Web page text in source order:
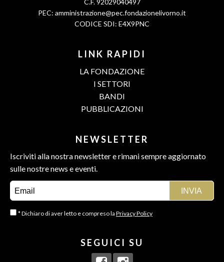
C.F. 92029040497
PEC: amministrazione@pec.fondazionelivorno.it
CODICE SDI: E4X9PNC
LINK RAPIDI
LA FONDAZIONE
I SETTORI
BANDI
PUBBLICAZIONI
NEWSLETTER
Iscriviti alla nostra newsletter e rimani sempre aggiornato
sulle nostre news e eventi.
* Dichiaro di aver letto e compreso la Privacy Policy
SEGUICI SU